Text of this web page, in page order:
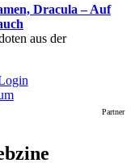
Dracula – Auf
aus der
Partner